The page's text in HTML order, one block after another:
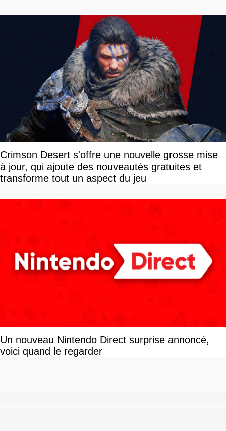
Crimson Desert s'offre une nouvelle grosse mise
à jour, qui ajoute des nouveautés gratuites et
transforme tout un aspect du jeu
Un nouveau Nintendo Direct surprise annoncé,
voici quand le regarder